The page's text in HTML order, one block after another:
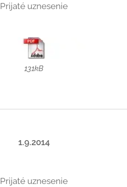
Prijaté uznesenie
131kB
1.9.2014
Prijaté uznesenie